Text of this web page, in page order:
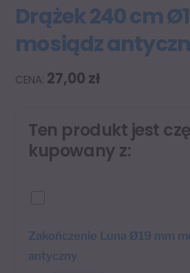
Drążek 240 cm
mosiądz
27,00 zł
Ten produkt jest
kupowany z:
Zakończenie Luna Ø19 mm
antyczny